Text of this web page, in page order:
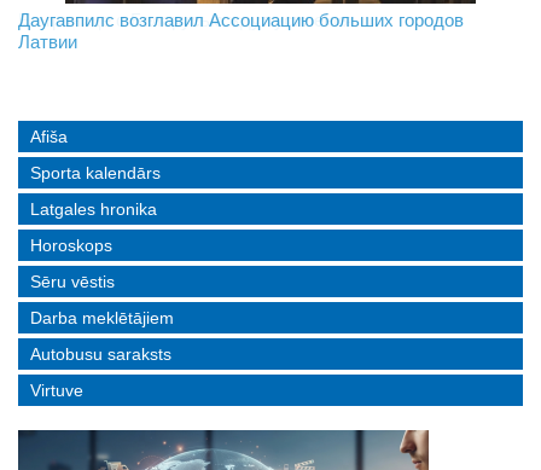
На границе с Беларусью ждут усиления
Даугавпилс возглавил Ассоциацию больших городов
Латвии
Инвалидность — не приговор: «Mediastrims» расскажет
реальные истории людей с ограниченными возможностями
Afiša
Sporta kalendārs
Latgales hronika
Horoskops
Sēru vēstis
Darba meklētājiem
Autobusu saraksts
Virtuve